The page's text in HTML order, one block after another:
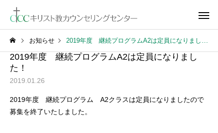
お知らせ 2019年度 継続プログラムA2は定員になりました！
2019年度 継続プログラムA2は定員になりまし
た！
2019.01.26
2019年度 継続プログラム A2クラスは定員になりましたので
募集を終了いたしました。